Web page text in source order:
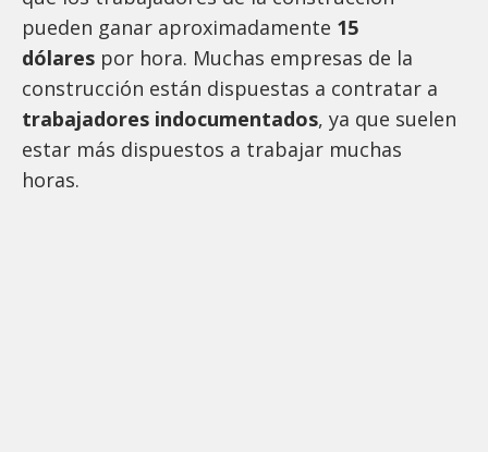
pueden ganar aproximadamente 15
dólares por hora. Muchas empresas de la
construcción están dispuestas a contratar a
trabajadores indocumentados, ya que suelen
estar más dispuestos a trabajar muchas
horas.